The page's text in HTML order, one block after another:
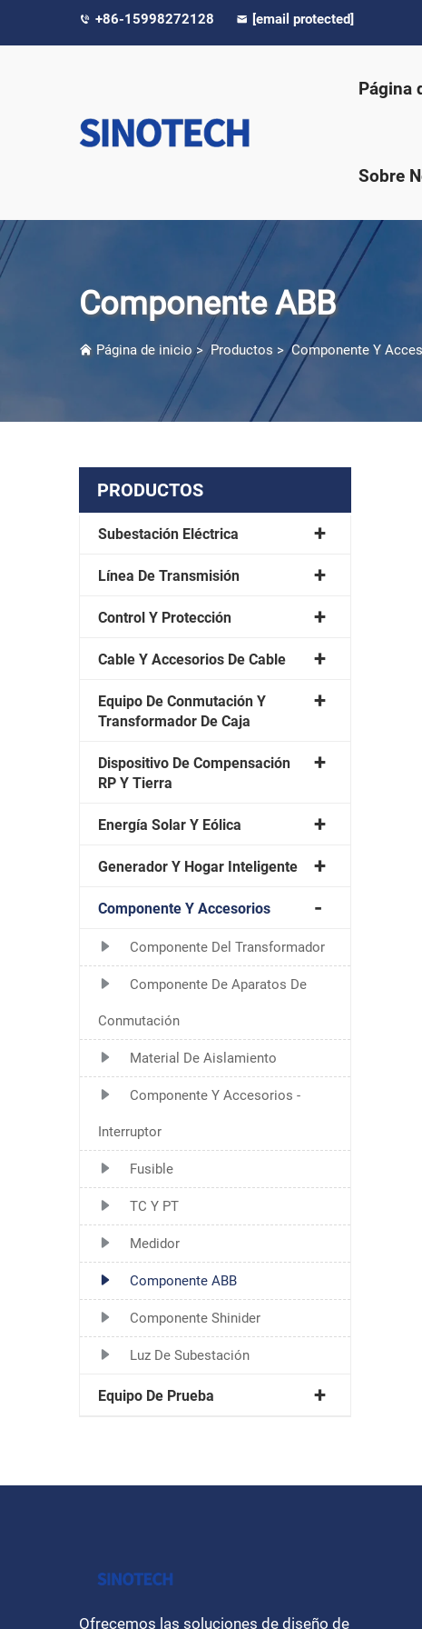
+86-15998272128 [email protected]
Página
Sobre
Componente ABB
Página de inicio >Productos >Componente Y
PRODUCTOS
Subestación Eléctrica
Línea De Transmisión
Control Y Protección
Cable Y Accesorios De Cable
Equipo De Conmutación Y
Transformador De Caja
Dispositivo De Compensación
RP Y Tierra
Energía Solar Y Eólica
Generador Y Hogar Inteligente
Componente Y Accesorios
Componente Del Transformador
Componente De Aparatos De
Conmutación
Material De Aislamiento
Componente Y Accesorios -
Interruptor
Fusible
TC Y PT
Medidor
Componente ABB
Componente Shinider
Luz De Subestación
Equipo De Prueba
Ofrecemos las soluciones de diseño de